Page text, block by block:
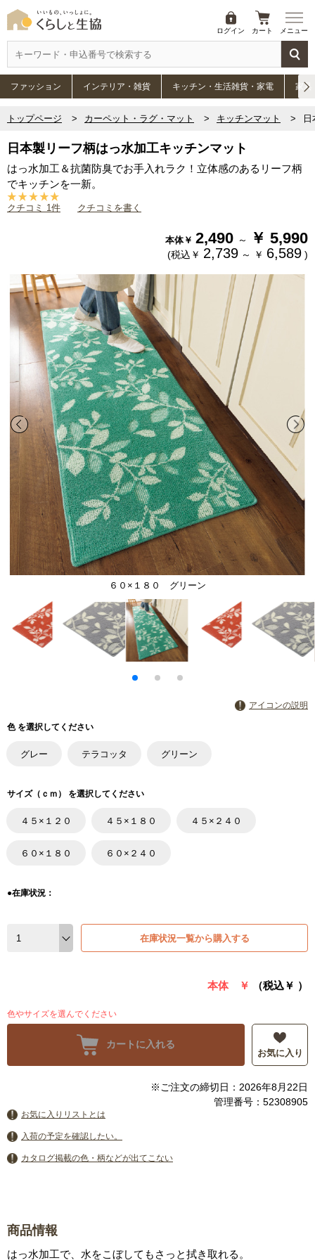
ログイン カート メニュー
ファッション インテリア・雑貨 キッチン・生活雑貨・家電 家具
トップページ カーペット・ラグ・マット キッチンマット
日本製リーフ柄はっ水加工キッチンマット
はっ水加工＆抗菌防臭でお手入れラク！立体感のあるリーフ柄
でキッチンを一新。
クチコミ 1件 クチコミを書く
本体￥ 2,490 ～ ￥ 5,990
(税込￥ 2,739 ～ ￥ 6,589 )
６０×１８０ グリーン
アイコンの説明
色 を選択してください
グレー テラコッタ グリーン
サイズ（ｃｍ） を選択してください
４５×１２０ ４５×１８０ ４５×２４０
６０×１８０ ６０×２４０
●在庫状況：
在庫状況一覧から購入する
本体 ￥ （税込￥ ）
色やサイズを選んでください
カートに入れる
お気に入り
※ご注文の締切日：2026年8月22日
管理番号：52308905
お気に入りリストとは
入荷の予定を確認したい。
カタログ掲載の色・柄などが出てこない
商品情報
はっ水加工で、水をこぼしてもさっと拭き取れる。